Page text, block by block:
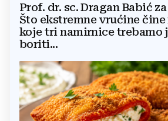
Prof. dr. sc. Dragan Babić
Što ekstremne vrućine
koje tri namirnice trebamo
boriti...